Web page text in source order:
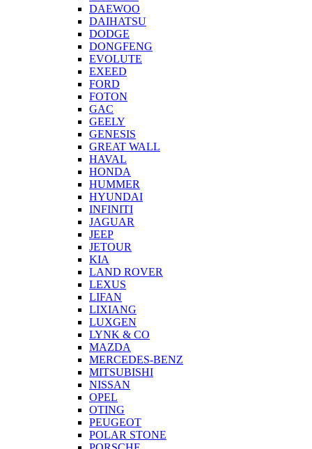
DAEWOO
DAIHATSU
DODGE
DONGFENG
EVOLUTE
EXEED
FORD
FOTON
GAC
GEELY
GENESIS
GREAT WALL
HAVAL
HONDA
HUMMER
HYUNDAI
INFINITI
JAGUAR
JEEP
JETOUR
KIA
LAND ROVER
LEXUS
LIFAN
LIXIANG
LUXGEN
LYNK & CO
MAZDA
MERCEDES-BENZ
MITSUBISHI
NISSAN
OPEL
OTING
PEUGEOT
POLAR STONE